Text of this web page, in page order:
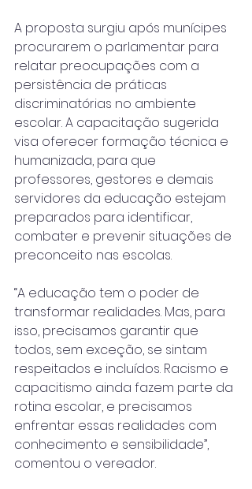
A proposta surgiu após munícipes
procurarem o parlamentar para
relatar preocupações com a
persistência de práticas
discriminatórias no ambiente
escolar. A capacitação sugerida
visa oferecer formação técnica e
humanizada, para que
professores, gestores e demais
servidores da educação estejam
preparados para identificar,
combater e prevenir situações de
preconceito nas escolas.
“A educação tem o poder de
transformar realidades. Mas, para
isso, precisamos garantir que
todos, sem exceção, se sintam
respeitados e incluídos. Racismo e
capacitismo ainda fazem parte da
rotina escolar, e precisamos
enfrentar essas realidades com
conhecimento e sensibilidade”,
comentou o vereador.